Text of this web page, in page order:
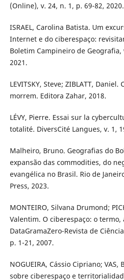
(Online), v. 24, n. 1, p. 69-82, 2020.
ISRAEL, Carolina Batista. Um
Internet e do ciberespaço:
Boletim Campineiro de Geografia,
2021.
LEVITSKY, Steve; ZIBLATT,
morrem. Editora Zahar, 2018.
LÉVY, Pierre. Essai sur la
totalité. DiversCité Langues, v. 1,
Malheiro, Bruno. Geografias do
expansão das commodities, do
evangélica no Brasil. Rio de
Press, 2023.
MONTEIRO, Silvana Drumond;
Valentim. O ciberespaço: o
DataGramaZero-Revista de
p. 1-21, 2007.
NOGUEIRA, Cássio Cipriano; VAS,
sobre ciberespaço e